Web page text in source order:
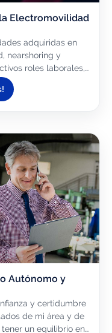
Electromovilidad
adquiridas en
nearshoring y
roles laborales,
la eficiencia...
Autónomo y
y certidumbre
de mi área y de
un equilibrio en